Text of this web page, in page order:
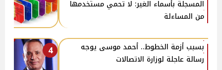
المسجلة بأسماء الغير: لا تحمي مستخدمها
من المساءلة
4
بسبب أزمة الخطوط.. أحمد موسى يوجه
رسالة عاجلة لوزارة الاتصالات